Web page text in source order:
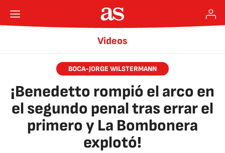
Videos
BOCA-JORGE WILSTERMANN
¡Benedetto rompió el arco en
el segundo penal tras errar el
primero y La Bombonera
explotó!